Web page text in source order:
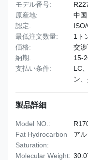
モデル番号:
原産地:
中国
認定:
最低注文数量:
1ト
価格:
交
納期:
15-
支払い条件:
LC
ン
製品詳細
Model NO.:
Fat Hydrocarbon
Saturation:
ア
Molecular Weight: